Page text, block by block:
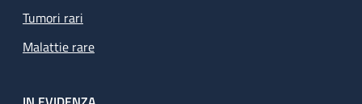
Tumori rari
Malattie rare